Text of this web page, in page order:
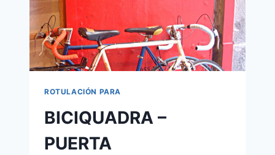
ROTULACIÓN PARA
BICIQUADRA –
PUERTA